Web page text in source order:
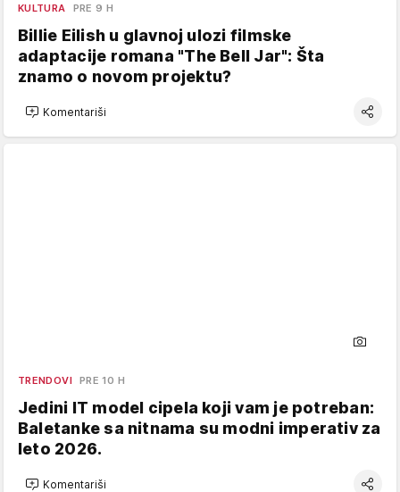
KULTURA PRE 9 H
Billie Eilish u glavnoj ulozi filmske
adaptacije romana "The Bell Jar": Šta
znamo o novom projektu?
Komentariši
TRENDOVI PRE 10 H
Jedini IT model cipela koji vam je potreban:
Baletanke sa nitnama su modni imperativ za
leto 2026.
Komentariši